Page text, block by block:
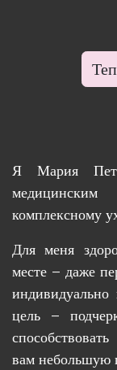
Я Мария
комплексному
Для меня
месте – даже
цель –
вам небольшую